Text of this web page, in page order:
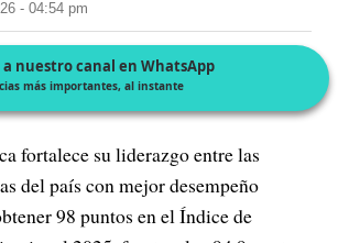
- 04:54 pm
nuestro canal en WhatsApp
más importantes, al instante
fortalece su liderazgo entre las
del país con mejor desempeño
98 puntos en el Índice de